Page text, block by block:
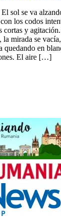
sol se va
los codos
cortas y
la mirada se
quedando en
El aire […]